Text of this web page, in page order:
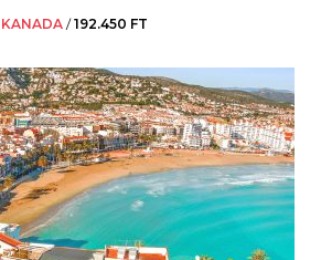
KANADA /192.450 FT